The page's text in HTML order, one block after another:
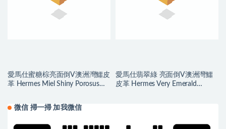
愛馬仕蜜糖棕亮面倒V澳洲灣鱷皮
革 Hermes Miel Shiny Porosus
愛馬仕翡翠綠 亮面倒V澳洲灣鱷
皮革 Hermes Very Emerald
微信 掃一掃 加我微信